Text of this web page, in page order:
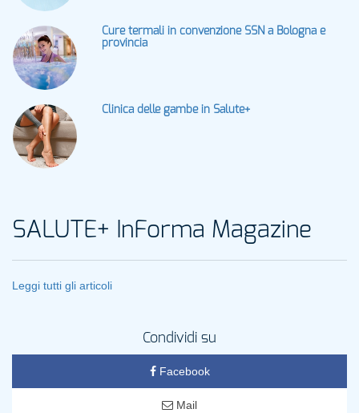
Cure termali in convenzione SSN a Bologna e
provincia
Clinica delle gambe in Salute+
SALUTE+ InForma Magazine
Leggi tutti gli articoli
Condividi su
Facebook
Mail